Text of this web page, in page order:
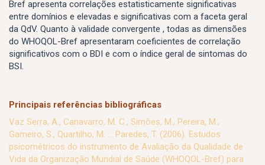
Bref apresenta correlações estatisticamente significativas
entre domínios e elevadas e significativas com a faceta geral
da QdV. Quanto à validade convergente , todas as dimensões
do WHOQOL-Bref apresentaram coeficientes de correlação
significativos com o BDI e com o índice geral de sintomas do
BSI.
Principais referências bibliográficas
Vaz Serra, A., Canavarro, M. C., Simões, M., Pereira, M.,
Gameiro, S., Quartilho, M. … Paredes, T. (2006). Estudos
psicométricos do instrumento de Avaliação da Qualidade de
Vida da Organização Mundial de Saúde (WHOQOL-Bref) para